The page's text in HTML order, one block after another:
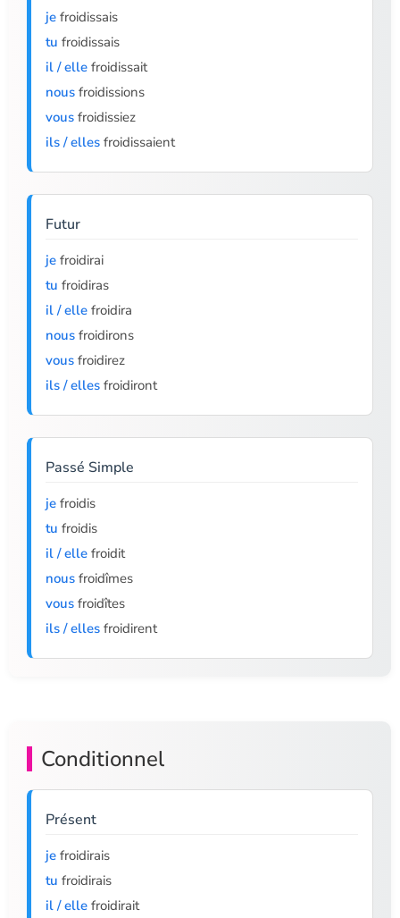
je froidissais
tu froidissais
il / elle froidissait
nous froidissions
vous froidissiez
ils / elles froidissaient
Futur
je froidirai
tu froidiras
il / elle froidira
nous froidirons
vous froidirez
ils / elles froidiront
Passé Simple
je froidis
tu froidis
il / elle froidit
nous froidîmes
vous froidîtes
ils / elles froidirent
Conditionnel
Présent
je froidirais
tu froidirais
il / elle froidirait